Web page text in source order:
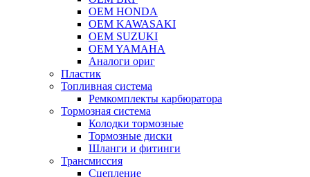
OEM HONDA
OEM KAWASAKI
OEM SUZUKI
OEM YAMAHA
Аналоги ориг
Пластик
Топливная система
Ремкомплекты карбюратора
Тормозная система
Колодки тормозные
Тормозные диски
Шланги и фитинги
Трансмиссия
Cцепление